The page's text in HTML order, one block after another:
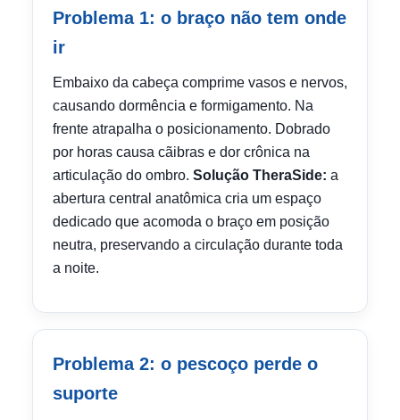
Problema 1: o braço não tem onde
ir
Embaixo da cabeça comprime vasos e nervos,
causando dormência e formigamento. Na
frente atrapalha o posicionamento. Dobrado
por horas causa cãibras e dor crônica na
articulação do ombro. Solução TheraSide: a
abertura central anatômica cria um espaço
dedicado que acomoda o braço em posição
neutra, preservando a circulação durante toda
a noite.
Problema 2: o pescoço perde o
suporte